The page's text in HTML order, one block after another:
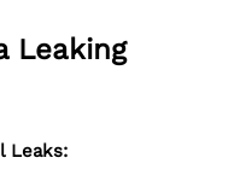
Leaking
Leaks: